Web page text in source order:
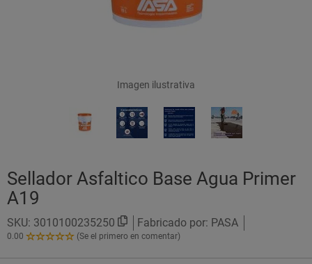
Imagen ilustrativa
Sellador Asfaltico Base Agua Primer
A19
SKU: 3010100235250 Fabricado por: PASA
0.00
0.00
(Se el primero en comentar)